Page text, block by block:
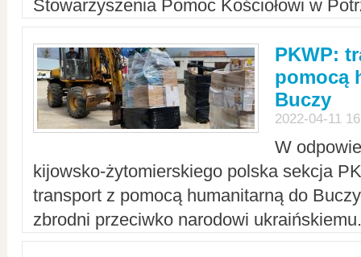
Stowarzyszenia Pomoc Kościołowi w
PKWP:
pomocą
Buczy
2022-04-11
W
kijowsko-żytomierskiego polska sekcja
transport z pomocą humanitarną do
zbrodni przeciwko narodowi